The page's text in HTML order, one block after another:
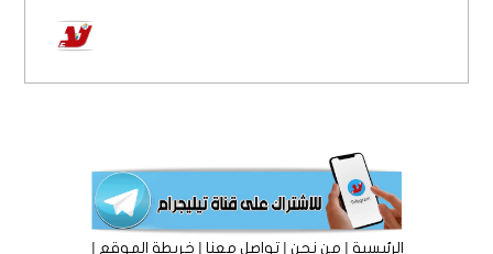
الرئيسية|من نحن|تواصل معنا|خريطة الموقع |